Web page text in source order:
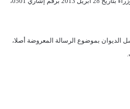
الديوان بموضوع الرسالة المعروضة أصلا،
.